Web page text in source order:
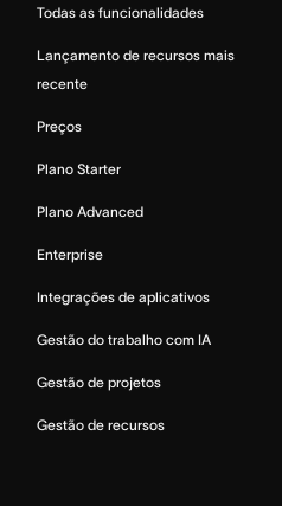
Todas as funcionalidades
Lançamento de recursos mais
recente
Preços
Plano Starter
Plano Advanced
Enterprise
Integrações de aplicativos
Gestão do trabalho com IA
Gestão de projetos
Gestão de recursos